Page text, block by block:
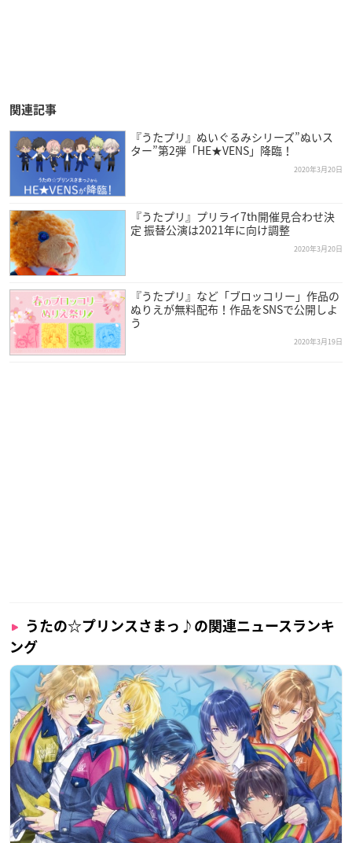
関連記事
『うたプリ』ぬいぐるみシリーズ”ぬいス
ター”第2弾「HE★VENS」降臨！
2020年3月20日
『うたプリ』プリライ7th開催見合わせ決
定 振替公演は2021年に向け調整
2020年3月20日
『うたプリ』など「ブロッコリー」作品の
ぬりえが無料配布！作品をSNSで公開しよ
う
2020年3月19日
うたの☆プリンスさまっ♪の関連ニュースランキ
ング